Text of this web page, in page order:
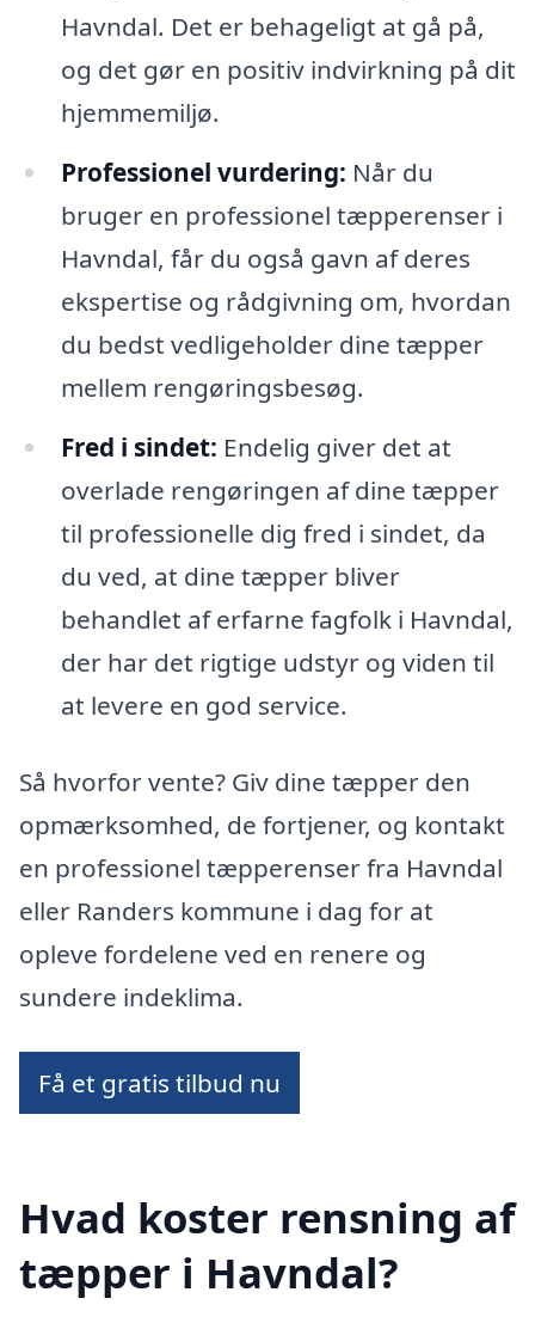
Havndal. Det er behageligt at gå på,
og det gør en positiv indvirkning på dit
hjemmemiljø.
Professionel vurdering: Når du
bruger en professionel tæpperenser i
Havndal, får du også gavn af deres
ekspertise og rådgivning om, hvordan
du bedst vedligeholder dine tæpper
mellem rengøringsbesøg.
Fred i sindet: Endelig giver det at
overlade rengøringen af dine tæpper
til professionelle dig fred i sindet, da
du ved, at dine tæpper bliver
behandlet af erfarne fagfolk i Havndal,
der har det rigtige udstyr og viden til
at levere en god service.
Så hvorfor vente? Giv dine tæpper den
opmærksomhed, de fortjener, og kontakt
en professionel tæpperenser fra Havndal
eller Randers kommune i dag for at
opleve fordelene ved en renere og
sundere indeklima.
Få et gratis tilbud nu
Hvad koster rensning af
tæpper i Havndal?